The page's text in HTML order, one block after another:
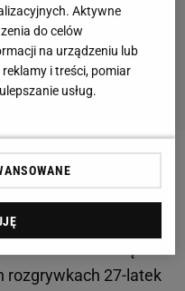
i nie sprawia
rozgrywkach 27-latek
Aktywne
do celów
na urządzeniu lub
i treści, pomiar
usług.